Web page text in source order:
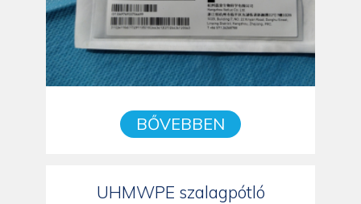
BŐVEBBEN
UHMWPE szalagpótló